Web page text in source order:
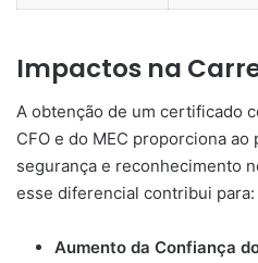
Impactos na
A obtenção de um certificado
CFO e do MEC proporciona
segurança e reconhecimento
esse diferencial contribui para:
Aumento da Confiança